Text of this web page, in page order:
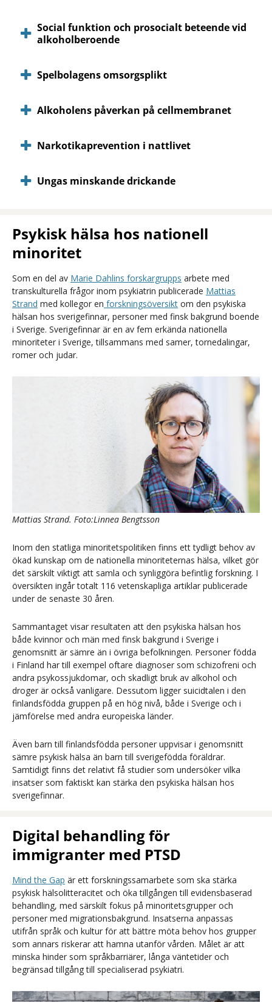
Social funktion och prosocialt beteende vid
alkoholberoende
Spelbolagens omsorgsplikt
Alkoholens påverkan på cellmembranet
Narkotikaprevention i nattlivet
Ungas minskande drickande
Psykisk hälsa hos nationell
minoritet
Som en del av Marie Dahlins forskargrupps arbete med
transkulturella frågor inom psykiatrin publicerade Mattias
Strand med kollegor en forskningsöversikt om den psykiska
hälsan hos sverigefinnar, personer med finsk bakgrund boende
i Sverige. Sverigefinnar är en av fem erkända nationella
minoriteter i Sverige, tillsammans med samer, tornedalingar,
romer och judar.
Mattias Strand. Foto:Linnea Bengtsson
Inom den statliga minoritetspolitiken finns ett tydligt behov av
ökad kunskap om de nationella minoriteternas hälsa, vilket gör
det särskilt viktigt att samla och synliggöra befintlig forskning. I
översikten ingår totalt 116 vetenskapliga artiklar publicerade
under de senaste 30 åren.
Sammantaget visar resultaten att den psykiska hälsan hos
både kvinnor och män med finsk bakgrund i Sverige i
genomsnitt är sämre än i övriga befolkningen. Personer födda
i Finland har till exempel oftare diagnoser som schizofreni och
andra psykossjukdomar, och skadligt bruk av alkohol och
droger är också vanligare. Dessutom ligger suicidtalen i den
finlandsfödda gruppen på en hög nivå, både i Sverige och i
jämförelse med andra europeiska länder.
Även barn till finlandsfödda personer uppvisar i genomsnitt
sämre psykisk hälsa än barn till sverigefödda föräldrar.
Samtidigt finns det relativt få studier som undersöker vilka
insatser som faktiskt kan stärka den psykiska hälsan hos
sverigefinnar.
Digital behandling för
immigranter med PTSD
Mind the Gap är ett forskningssamarbete som ska stärka
psykisk hälsolitteracitet och öka tillgången till evidensbaserad
behandling, med särskilt fokus på minoritetsgrupper och
personer med migrationsbakgrund. Insatserna anpassas
utifrån språk och kultur för att bättre möta behov hos grupper
som annars riskerar att hamna utanför vården. Målet är att
minska hinder som språkbarriärer, långa väntetider och
begränsad tillgång till specialiserad psykiatri.